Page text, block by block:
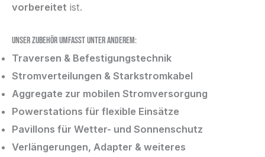
vorbereitet ist.
Unser Zubehör umfasst unter anderem:
Traversen & Befestigungstechnik
Stromverteilungen & Starkstromkabel
Aggregate zur mobilen Stromversorgung
Powerstations für flexible Einsätze
Pavillons für Wetter- und Sonnenschutz
Verlängerungen, Adapter & weiteres